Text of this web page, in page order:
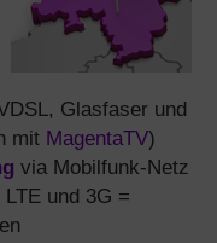
Glasfaser und
mit MagentaTV)
via Mobilfunk-Netz
und 3G =